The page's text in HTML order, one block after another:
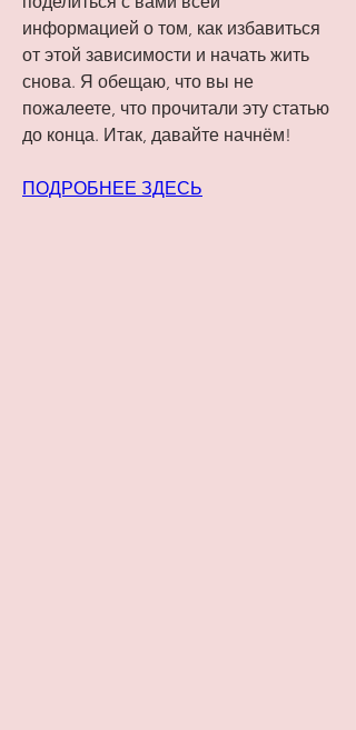
информацией о том, как избавиться
от этой зависимости и начать жить
снова. Я обещаю, что вы не
пожалеете, что прочитали эту статью
до конца. Итак, давайте начнём!
ПОДРОБНЕЕ ЗДЕСЬ